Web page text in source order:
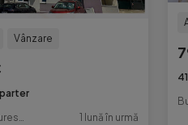
Vânzare
parter
Bucuresti, Bucuresti-Ilfov
1 lună în urmă